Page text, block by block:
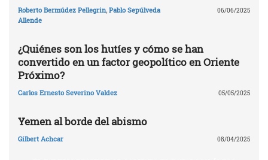
Roberto Bermúdez Pellegrin, Pablo Sepúlveda
Allende
06/06/2025
¿Quiénes son los hutíes y cómo se han
convertido en un factor geopolítico en Oriente
Próximo?
Carlos Ernesto Severino Valdez 05/05/2025
Yemen al borde del abismo
Gilbert Achcar 08/04/2025